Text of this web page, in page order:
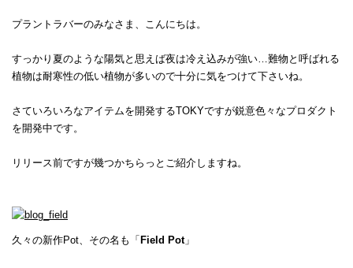
プラントラバーのみなさま、こんにちは。
すっかり夏のような陽気と思えば夜は冷え込みが強い…難物と呼ばれる
植物は耐寒性の低い植物が多いので十分に気をつけて下さいね。
さていろいろなアイテムを開発するTOKYですが鋭意色々なプロダクト
を開発中です。
リリース前ですが幾つかちらっとご紹介しますね。
久々の新作Pot、その名も「 Field Pot」